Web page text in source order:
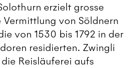
erzielt grosse
von Söldnern
von 1530 bis 1792 in der
residierten. Zwingli
Reisläuferei aufs